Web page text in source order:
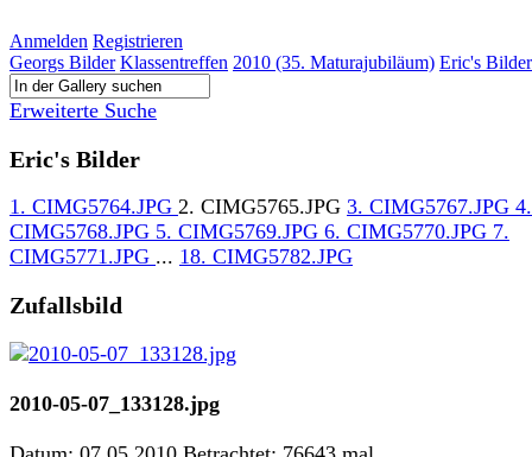
Anmelden Registrieren
Georgs Bilder Klassentreffen 2010 (35. Maturajubiläum) Eric's Bilder
Erweiterte Suche
Eric's Bilder
1. CIMG5764.JPG 2. CIMG5765.JPG 3. CIMG5767.JPG 4.
CIMG5768.JPG 5. CIMG5769.JPG 6. CIMG5770.JPG 7.
CIMG5771.JPG ... 18. CIMG5782.JPG
Zufallsbild
2010-05-07_133128.jpg